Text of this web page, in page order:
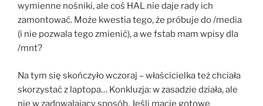
wymienne nośniki, ale coś HAL nie daje rady ich
zamontować. Może kwestia tego, że próbuje do /media
(i nie pozwala tego zmienić), a we fstab mam wpisy dla
/mnt?
Na tym się skończyło wczoraj – właścicielka też chciała
skorzystać z laptopa… Konkluzja: w zasadzie działa, ale
nie w zadowalający sposób. Jeśli macie gotowe